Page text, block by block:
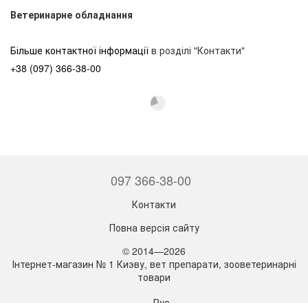
Ветеринарне обладнання
Більше контактної інформації в розділі "Контакти"
+38 (097) 366-38-00
097 366-38-00
Контакти
Повна версія сайту
© 2014—2026
Інтернет-магазин № 1 Киэву, вет препарати, зооветеринарні
товари